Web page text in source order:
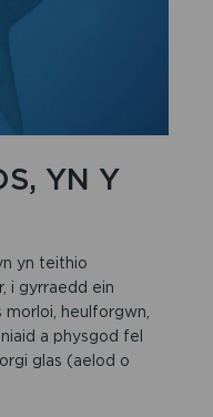
YN Y
yn teithio
i gyrraedd ein
morloi, heulforgwn,
a physgod fel
glas (aelod o